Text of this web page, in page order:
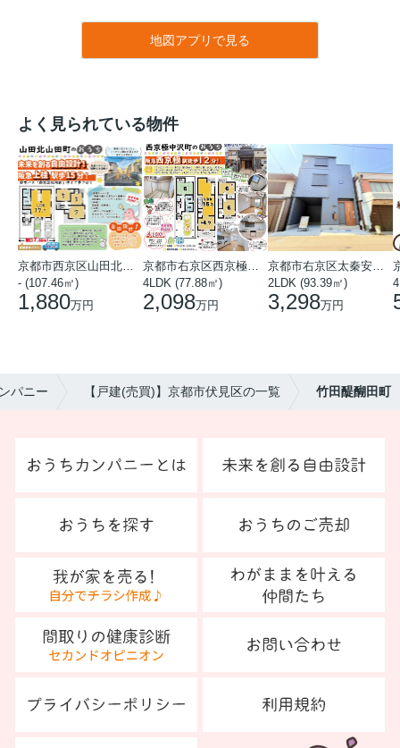
地図アプリで見る
よく見られている物件
- (107.46㎡)
1,880万円
4LDK (77.88㎡)
2,098万円
2LDK (93.39㎡)
3,298万円
パニー 【戸建(売買)】京都市伏見区の一覧 竹田醍醐田町